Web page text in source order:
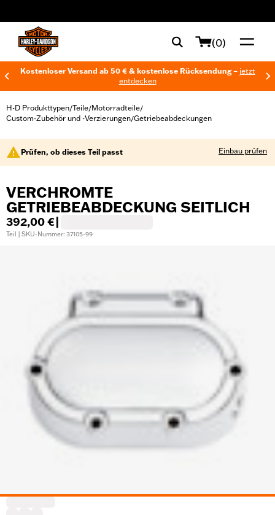
(0)
Kostenloser Versand ab 50 € & kostenlose Rücksendung – jetzt
entdecken
H-D Produkttypen/Teile/Motorradteile/
Custom-Zubehör und -Verzierungen/Getriebeabdeckungen
Prüfen, ob dieses Teil passt Einbau prüfen
VERCHROMTE
GETRIEBEABDECKUNG SEITLICH
392,00 €
Teil | SKU-Nummer: 37105-99